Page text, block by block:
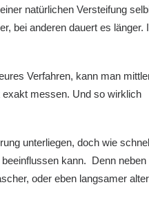
natürlichen Versteifung
bei anderen dauert es länger.
Verfahren, kann man
messen. Und so wirklich
unterliegen, doch wie
kann. Denn neben
oder eben langsamer